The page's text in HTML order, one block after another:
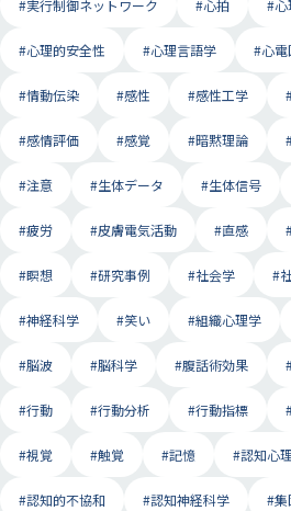
#実行制御ネットワーク #心拍 #心
#心理的安全性 #心理言語学 #心電
#情動伝染 #感性 #感性工学
#感情評価 #感覚 #暗黙理論
#注意 #生体データ #生体信号
#疲労 #皮膚電気活動 #直感
#瞑想 #研究事例 #社会学 #
#神経科学 #笑い #組織心理学
#脳波 #脳科学 #腹話術効果
#行動 #行動分析 #行動指標
#視覚 #触覚 #記憶 #認知心
#認知的不協和 #認知神経科学 #集